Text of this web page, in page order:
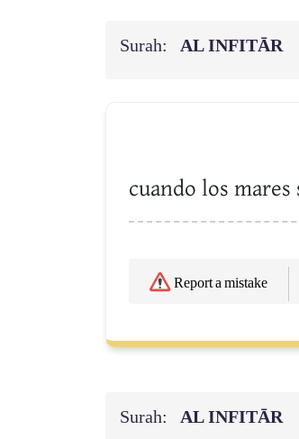
Surah: AL INFITĀR
cuando los
Report a mistake
Surah: AL INFITĀR